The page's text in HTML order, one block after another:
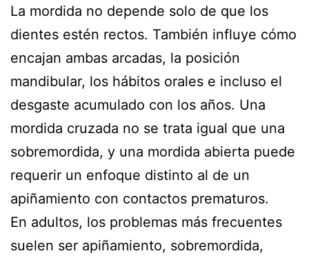
La mordida no depende solo de que los
dientes estén rectos. También influye cómo
encajan ambas arcadas, la posición
mandibular, los hábitos orales e incluso el
desgaste acumulado con los años. Una
mordida cruzada no se trata igual que una
sobremordida, y una mordida abierta puede
requerir un enfoque distinto al de un
apiñamiento con contactos prematuros.
En adultos, los problemas más frecuentes
suelen ser apiñamiento, sobremordida,